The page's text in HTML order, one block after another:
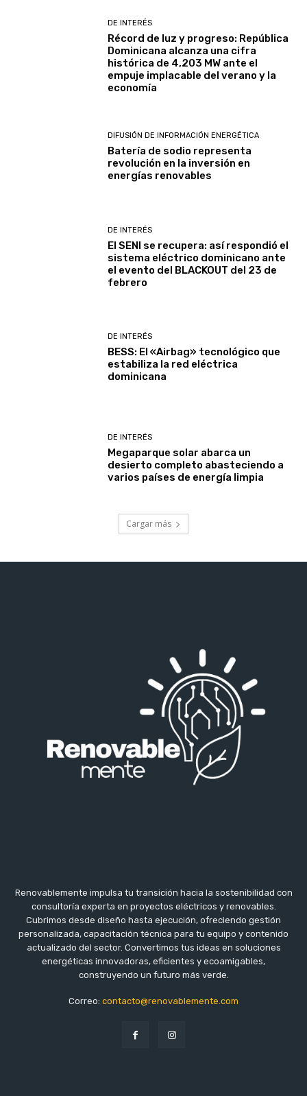
DE INTERÉS
Récord de luz y progreso: República
Dominicana alcanza una cifra
histórica de 4,203 MW ante el
empuje implacable del verano y la
economía
DIFUSIÓN DE INFORMACIÓN ENERGÉTICA
Batería de sodio representa
revolución en la inversión en
energías renovables
DE INTERÉS
El SENI se recupera: así respondió el
sistema eléctrico dominicano ante
el evento del BLACKOUT del 23 de
febrero
DE INTERÉS
BESS: El «Airbag» tecnológico que
estabiliza la red eléctrica
dominicana
DE INTERÉS
Megaparque solar abarca un
desierto completo abasteciendo a
varios países de energía limpia
Cargar más
Renovablemente impulsa tu transición hacia la sostenibilidad con
consultoría experta en proyectos eléctricos y renovables.
Cubrimos desde diseño hasta ejecución, ofreciendo gestión
personalizada, capacitación técnica para tu equipo y contenido
actualizado del sector. Convertimos tus ideas en soluciones
energéticas innovadoras, eficientes y ecoamigables,
construyendo un futuro más verde.
Correo: contacto@renovablemente.com